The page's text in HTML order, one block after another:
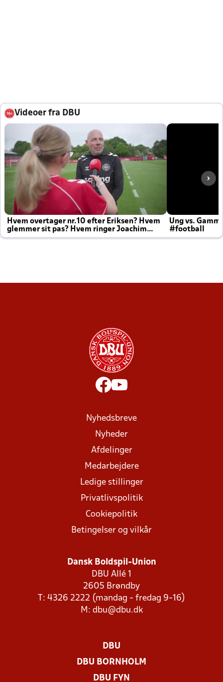
Videoer fra DBU
Hvem overtager nr.10 efter Eriksen? Hvem
glemmer sit pas? Hvem ringer Joachim
altid til efter kampe?
Ung vs.
#football
Nyhedsbreve
Nyheder
Afdelinger
Medarbejdere
Ledige stillinger
Privatlivspolitik
Cookiepolitik
Betingelser og vilkår
Dansk Boldspil-Union
DBU Allé 1
2605 Brøndby
T: 4326 2222 (mandag - fredag 9-16)
M: dbu@dbu.dk
DBU
DBU BORNHOLM
DBU FYN